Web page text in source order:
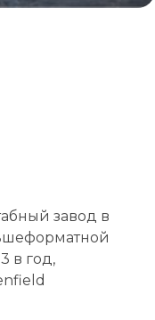
завод в
в год,